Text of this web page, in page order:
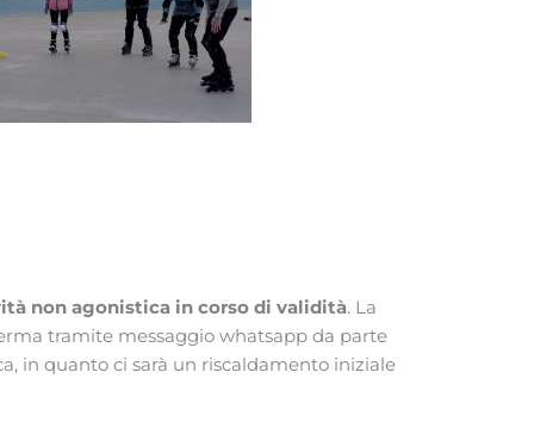
non agonistica in corso di validità. La
tramite messaggio whatsapp da parte
in quanto ci sarà un riscaldamento iniziale